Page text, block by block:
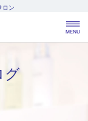
ロン
グ